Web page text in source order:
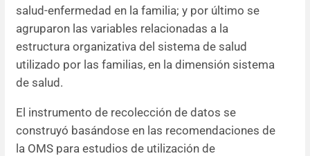
salud-enfermedad en la familia; y por último se
agruparon las variables relacionadas a la
estructura organizativa del sistema de salud
utilizado por las familias, en la dimensión sistema
de salud.
El instrumento de recolección de datos se
construyó basándose en las recomendaciones de
la OMS para estudios de utilización de